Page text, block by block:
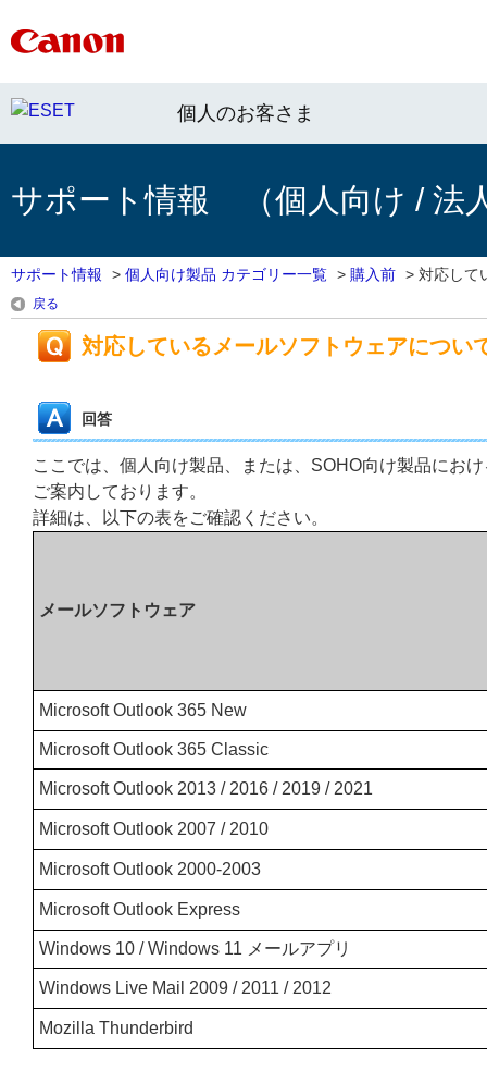
個人のお客さま
サポート情報 （個人向け / 法
サポート情報 > 個人向け製品 カテゴリー一覧 > 購入前 > 対応して
戻る
対応しているメールソフトウェアについ
回答
ここでは、個人向け製品、または、SOHO向け製品にお
ご案内しております。
詳細は、以下の表をご確認ください。
メールソフトウェア
Microsoft Outlook 365 New
Microsoft Outlook 365 Classic
Microsoft Outlook 2013 / 2016 / 2019 / 2021
Microsoft Outlook 2007 / 2010
Microsoft Outlook 2000-2003
Microsoft Outlook Express
Windows 10 / Windows 11 メールアプリ
Windows Live Mail 2009 / 2011 / 2012
Mozilla Thunderbird